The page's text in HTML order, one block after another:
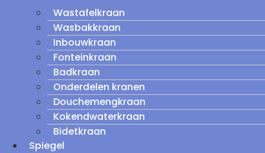
Wastafelkraan
Wasbakkraan
Inbouwkraan
Fonteinkraan
Badkraan
Onderdelen kranen
Douchemengkraan
Kokendwaterkraan
Bidetkraan
Spiegel